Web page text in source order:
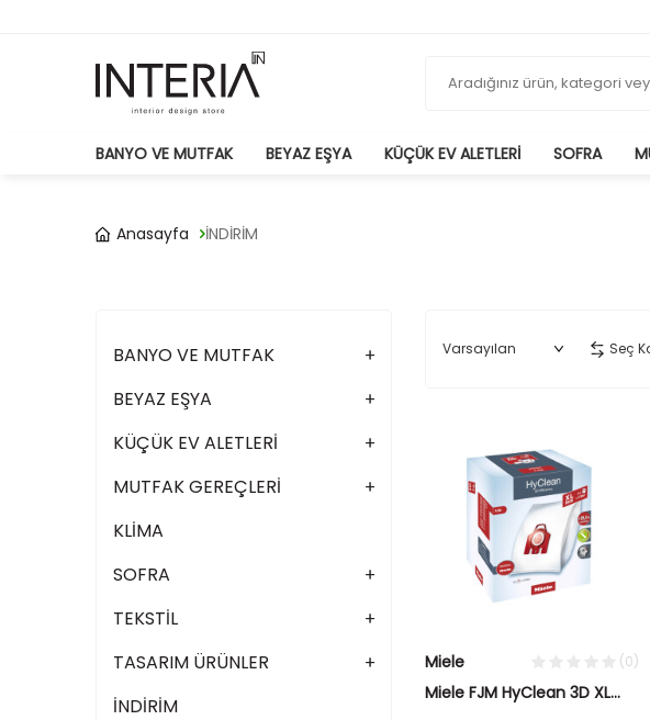
BANYO VE MUTFAK BEYAZ EŞYA KÜÇÜK EV ALETLERI SOFRA
Anasayfa İNDİRİM
BANYO VE MUTFAK
BEYAZ EŞYA
KÜÇÜK EV ALETLERİ
MUTFAK GEREÇLERİ
KLİMA
SOFRA
TEKSTİL
TASARIM ÜRÜNLER
İNDİRİM
Seç
Miele (0)
Miele FJM HyClean 3D XL